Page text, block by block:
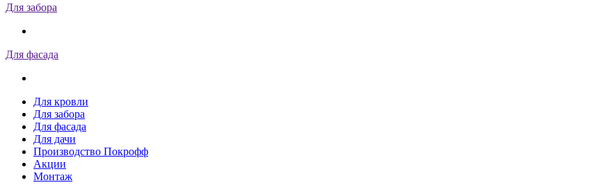
Для забора
Для фасада
Для кровли
Для забора
Для фасада
Для дачи
Производство Покрофф
Акции
Монтаж